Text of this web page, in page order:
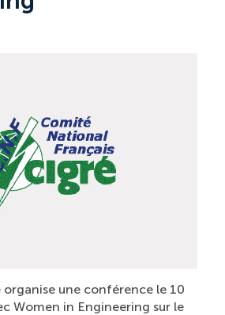
organise une conférence le 10
Women in Engineering sur le